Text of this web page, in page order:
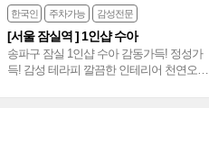
한국인 주차가능 감성전문
[서울 잠실역 ] 1인샵 수아
송파구 잠실 1인샵 수아 감동가득! 정성가
득! 감성 테라피 깔끔한 인테리어 천연오일